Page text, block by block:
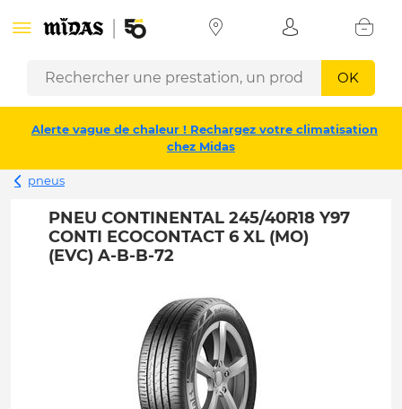
OK
Alerte vague de chaleur ! Rechargez votre climatisation
chez Midas
pneus
PNEU CONTINENTAL 245/40R18 Y97
CONTI ECOCONTACT 6 XL (MO)
(EVC) A-B-B-72